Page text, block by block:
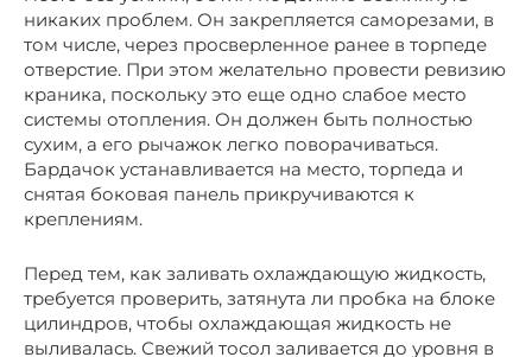
никаких проблем. Он закрепляется саморезами, в
том числе, через просверленное ранее в торпеде
отверстие. При этом желательно провести ревизию
краника, поскольку это еще одно слабое место
системы отопления. Он должен быть полностью
сухим, а его рычажок легко поворачиваться.
Бардачок устанавливается на место, торпеда и
снятая боковая панель прикручиваются к
креплениям.
Перед тем, как заливать охлаждающую жидкость,
требуется проверить, затянута ли пробка на блоке
цилиндров, чтобы охлаждающая жидкость не
выливалась. Свежий тосол заливается до уровня в